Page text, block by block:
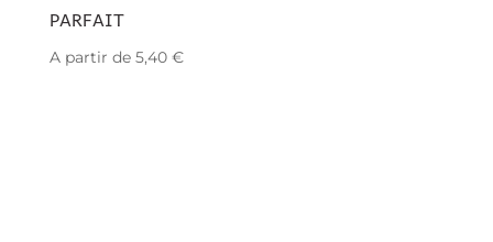
PARFAIT
A partir de 5,40 €